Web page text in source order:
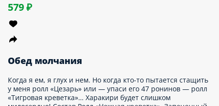
Концерт начинается, на стадионе все билеты раскуплены —
толпа ревёт. На разогреве всем известная «Калифорния»
джемит и задаёт настрой. Но как только на сцену выходят
Запечённые со стрипсами и беконом, а за ними — Запечённые
Запеченный ролл с курицей, Запеченный ролл с куриными
стрипсами и беконом, Ролл «Калифорния».
750 г.
939 ₽